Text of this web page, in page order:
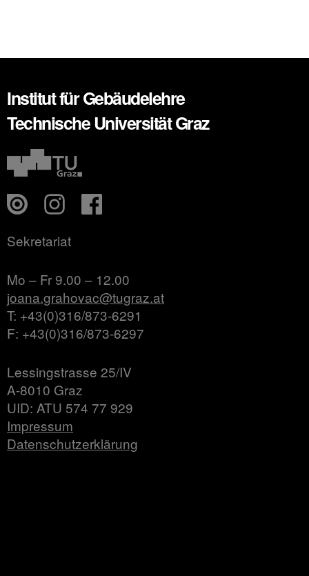
Institut für Gebäudelehre
Technische Universität Graz
Sekretariat
Mo – Fr 9.00 – 12.00
joana.grahovac@tugraz.at
T: +43(0)316/873-6291
F: +43(0)316/873-6297
Lessingstrasse 25/IV
A-8010 Graz
UID: ATU 574 77 929
Impressum
Datenschutzerklärung